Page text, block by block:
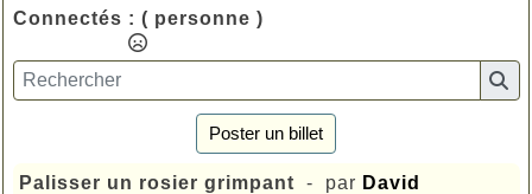
Connectés : ( personne )
Poster un billet
Palisser un rosier grimpant - par David